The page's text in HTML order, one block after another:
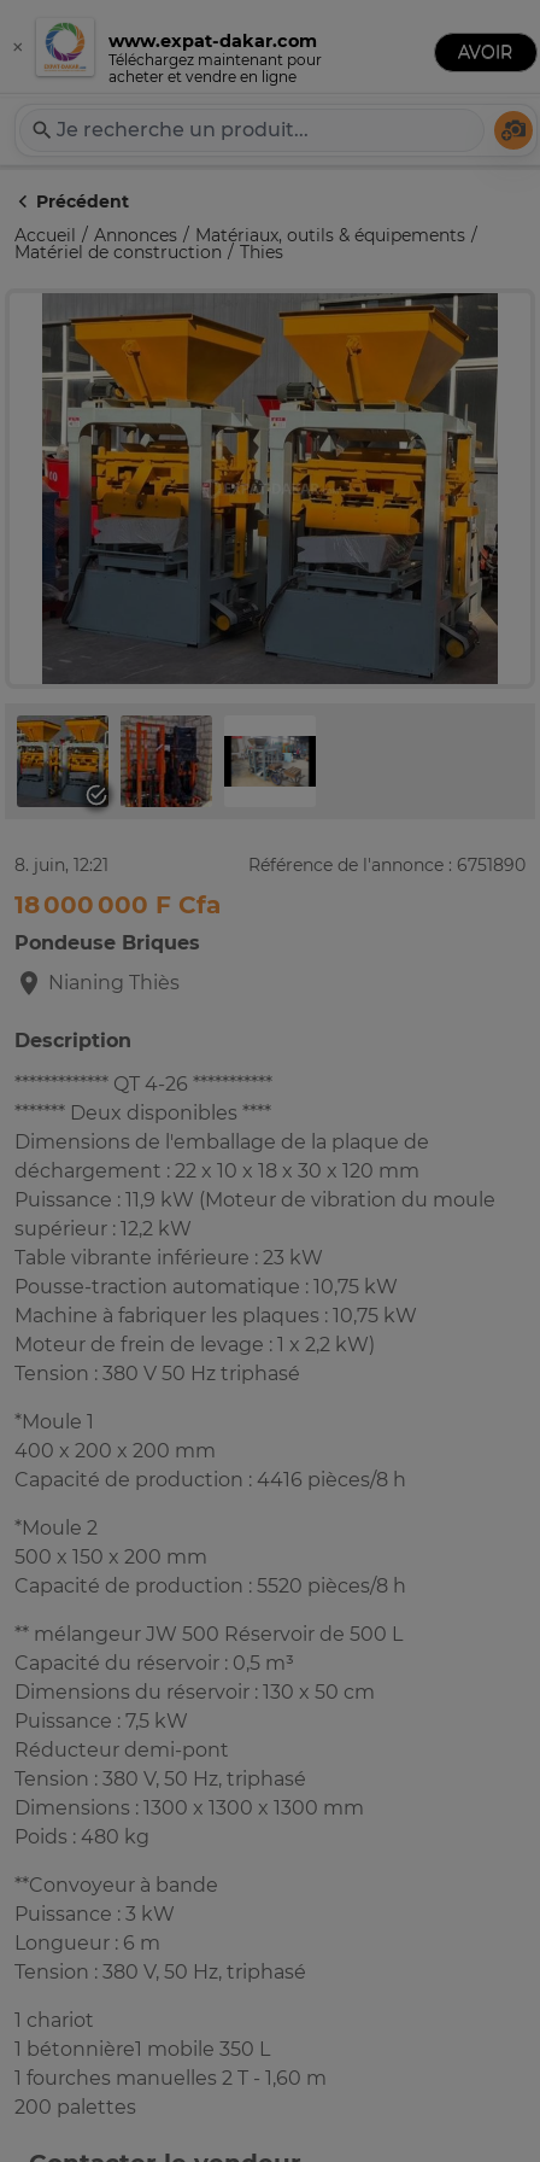
Expat-Dakar
Publier une annonce
Précédent
Accueil
Annonces Matériaux, outils & équipements
Matériel de construction Thies
8. juin, 12:21 Référence de l'annonce : 6751890
18 000 000 F Cfa
Pondeuse Briques
Nianing Thiès
Description
************* QT 4-26 ***********
******* Deux disponibles ****
Dimensions de l'emballage de la plaque de
déchargement : 22 x 10 x 18 x 30 x 120 mm
Puissance : 11,9 kW (Moteur de vibration du moule
supérieur : 12,2 kW
Table vibrante inférieure : 23 kW
Pousse-traction automatique : 10,75 kW
Machine à fabriquer les plaques : 10,75 kW
Moteur de frein de levage : 1 x 2,2 kW)
Tension : 380 V 50 Hz triphasé
*Moule 1
400 x 200 x 200 mm
Capacité de production : 4416 pièces/8 h
*Moule 2
500 x 150 x 200 mm
Capacité de production : 5520 pièces/8 h
** mélangeur JW 500 Réservoir de 500 L
Capacité du réservoir : 0,5 m³
Dimensions du réservoir : 130 x 50 cm
Puissance : 7,5 kW
Réducteur demi-pont
Tension : 380 V, 50 Hz, triphasé
Dimensions : 1300 x 1300 x 1300 mm
Poids : 480 kg
**Convoyeur à bande
Puissance : 3 kW
Longueur : 6 m
Tension : 380 V, 50 Hz, triphasé
1 chariot
1 bétonnière1 mobile 350 L
1 fourches manuelles 2 T - 1,60 m
200 palettes
×
Téléchargez maintenant pour
acheter et vendre en ligne
www.expat-dakar.com
AVOIR